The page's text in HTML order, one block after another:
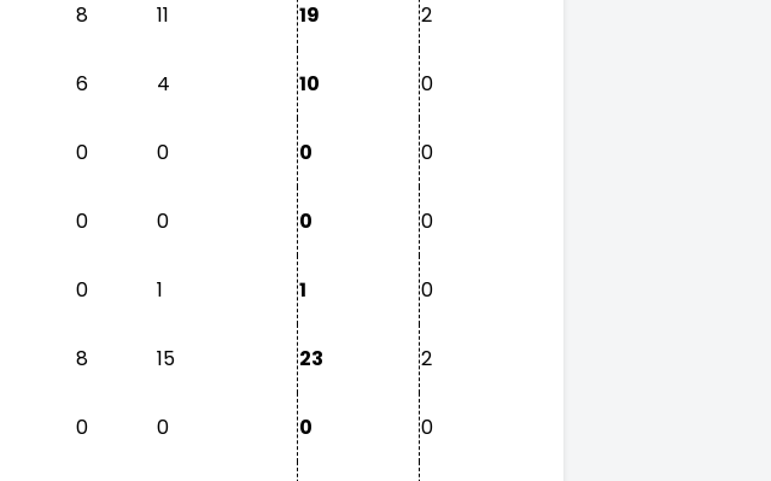
8 11 19 2
6 4 10 0
0 0 0 0
0 0 0 0
0 1 1 0
8 15 23 2
0 0 0 0